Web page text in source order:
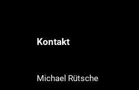
Kontakt
Michael Rütsche